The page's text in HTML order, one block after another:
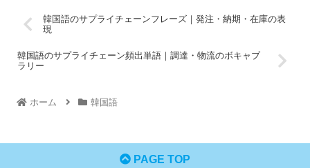
韓国語のサプライチェーンフレーズ｜発注・納期・在庫の表
現
韓国語のサプライチェーン頻出単語｜調達・物流のボキャブ
ラリー
ホーム 韓国語
PAGE TOP